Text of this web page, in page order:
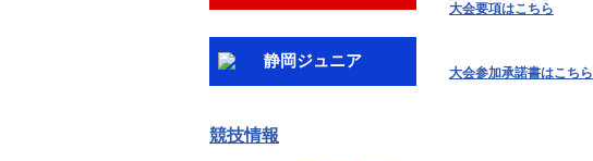
静岡ジュニア
競技情報
大会要項はこちら
大会参加承諾書はこちら